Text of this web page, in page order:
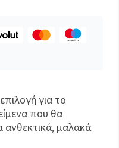
για το
που θα
ανθεκτικά, μαλακά